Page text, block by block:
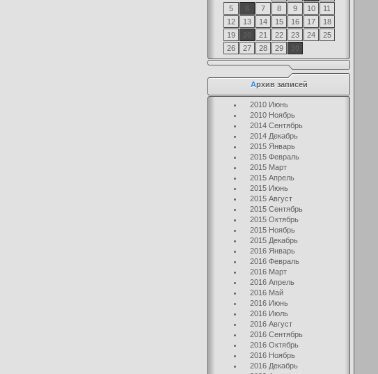
5
7 8 9 10
11
12
13 14 15 16 17
18
19
21 22 23 24
25
26
27 28 29
Архив записей
2010 Июнь
2010 Ноябрь
2014 Сентябрь
2014 Декабрь
2015 Январь
2015 Февраль
2015 Март
2015 Апрель
2015 Июнь
2015 Август
2015 Сентябрь
2015 Октябрь
2015 Ноябрь
2015 Декабрь
2016 Январь
2016 Февраль
2016 Март
2016 Апрель
2016 Май
2016 Июнь
2016 Июль
2016 Август
2016 Сентябрь
2016 Октябрь
2016 Ноябрь
2016 Декабрь